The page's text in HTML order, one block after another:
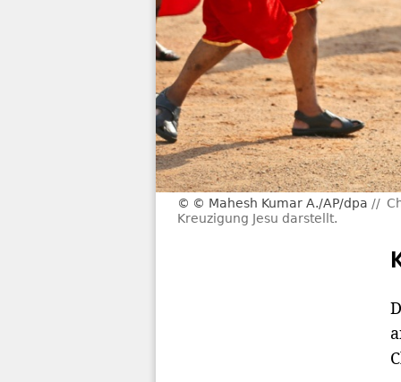
© Mahesh Kumar A./AP/dpa
Kreuzigung Jesu darstellt.